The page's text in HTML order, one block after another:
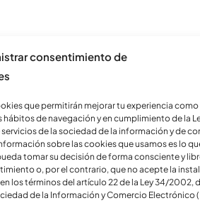
consentimiento de
que permitirán mejorar tu experiencia como
hábitos de navegación y en cumplimiento de la
servicios de la sociedad de la información y de
sobre las cookies que usamos es lo
tomar su decisión de forma consciente y
o, por el contrario, que no acepte la
los términos del artículo 22 de la Ley 34/2002,
de la Información y Comercio Electrónico